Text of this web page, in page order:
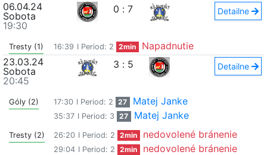
06.04.24
Sobota
19:30
0 : 7 Detailne
Tresty (1) 16:39 I Period: 2 2min
Napadnutie
23.03.24
Sobota
20:45
3 : 5 Detailne
Góly (2) 17:30 I Period: 2 27 Matej Janke
35:37 I Period: 3 27 Matej Janke
Tresty (2) 26:20 I Period: 2 2min nedovolené bránenie
29:04 I Period: 2 2min
nedovolené bránenie